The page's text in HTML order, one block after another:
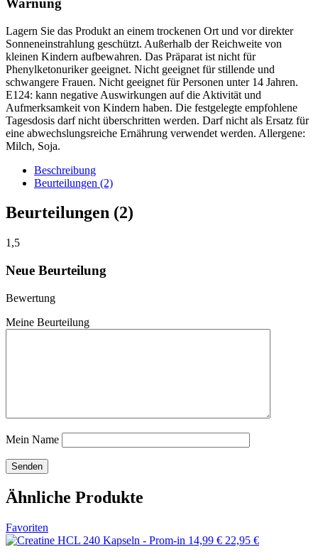
Warnung
Lagern Sie das Produkt an einem trockenen Ort und vor direkter
Sonneneinstrahlung geschützt. Außerhalb der Reichweite von
kleinen Kindern aufbewahren. Das Präparat ist nicht für
Phenylketonuriker geeignet. Nicht geeignet für stillende und
schwangere Frauen. Nicht geeignet für Personen unter 14 Jahren.
E124: kann negative Auswirkungen auf die Aktivität und
Aufmerksamkeit von Kindern haben. Die festgelegte empfohlene
Tagesdosis darf nicht überschritten werden. Darf nicht als Ersatz für
eine abwechslungsreiche Ernährung verwendet werden. Allergene:
Milch, Soja.
Beschreibung
Beurteilungen (2)
Beurteilungen (2)
1,5
Neue Beurteilung
Bewertung
Meine Beurteilung
Mein Name
Ähnliche Produkte
Favoriten
14,99 € 22,95 €